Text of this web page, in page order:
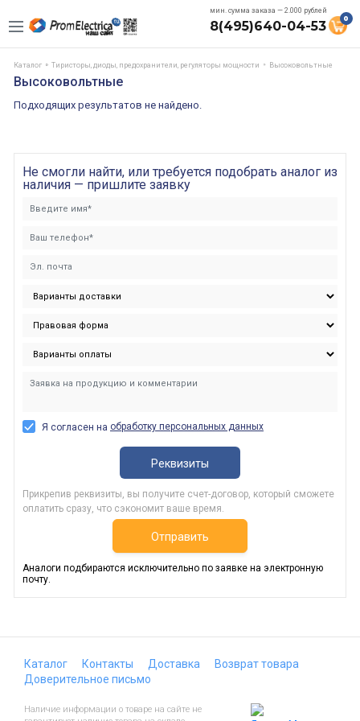
мин. сумма заказа — 2.000 рублей
8(495)640-04-53 0
Каталог Тиристоры, диоды, предохранители, регуляторы мощности Высоковольтные
Высоковольтные
Подходящих результатов не найдено.
Не смогли найти, или требуется подобрать аналог из
наличия — пришлите заявку
Я согласен на обработку персональных данных
Реквизиты
Прикрепив реквизиты, вы получите счет-договор, который сможете
оплатить сразу, что сэкономит ваше время.
Отправить
Аналоги подбираются исключительно по заявке на электронную
почту.
Каталог Контакты Доставка
Возврат товара
Доверительное письмо
Наличие информации о товаре на сайте не